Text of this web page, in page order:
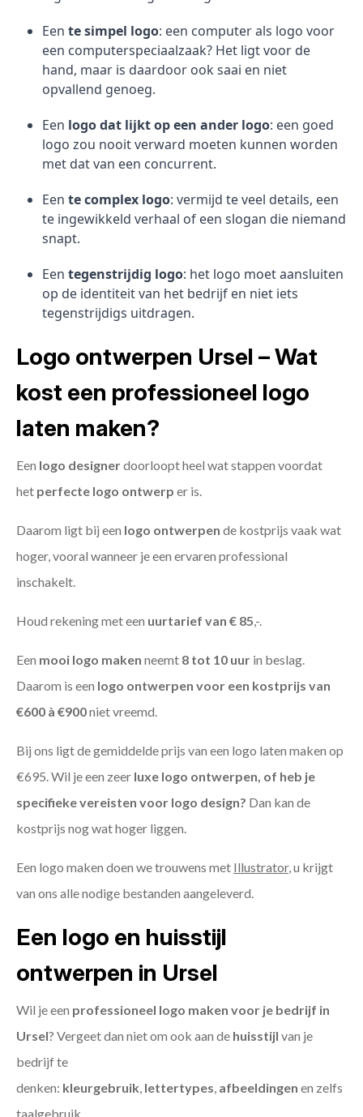
Een te simpel logo: een computer als logo voor
een computerspeciaalzaak? Het ligt voor de
hand, maar is daardoor ook saai en niet
opvallend genoeg.
Een logo dat lijkt op een ander logo: een goed
logo zou nooit verward moeten kunnen worden
met dat van een concurrent.
Een te complex logo: vermijd te veel details, een
te ingewikkeld verhaal of een slogan die niemand
snapt.
Een tegenstrijdig logo: het logo moet aansluiten
op de identiteit van het bedrijf en niet iets
tegenstrijdigs uitdragen.
Logo ontwerpen Ursel – Wat
kost een professioneel logo
laten maken?
Een logo designerdoorloopt heel wat stappen voordat
het perfecte logo ontwerp er is.
Daarom ligt bij een logo ontwerpen de kostprijs vaak wat
hoger, vooral wanneer je een ervaren professional
inschakelt.
Houd rekening met een uurtarief van € 85,-.
Een mooi logo maken neemt 8 tot 10 uur in beslag.
Daarom is een logo ontwerpen voor een kostprijs van
€600 à €900niet vreemd.
Bij ons ligt de gemiddelde prijs van een logo laten maken op
€695. Wil je een zeer luxe logo ontwerpen, of heb je
specifieke vereisten voor logo design? Dan kan de
kostprijs nog wat hoger liggen.
Een logo maken doen we trouwens met Illustrator, u krijgt
van ons alle nodige bestanden aangeleverd.
Een logo en huisstijl
ontwerpen in Ursel
Wil je een professioneel logo maken voor je bedrijf in
Ursel? Vergeet dan niet om ook aan de huisstijl van je
bedrijf te
denken: kleurgebruik, lettertypes, afbeeldingen en zelfs
taalgebruik.